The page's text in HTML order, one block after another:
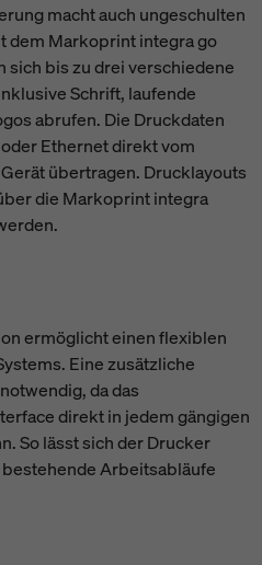
macht auch ungeschulten
dem Markoprint integra go
sich bis zu drei verschiedene
Schrift, laufende
abrufen. Die Druckdaten
Ethernet direkt vom
übertragen. Drucklayouts
die Markoprint integra
ermöglicht einen flexiblen
Eine zusätzliche
da das
direkt in jedem gängigen
So lässt sich der Drucker
Arbeitsabläufe